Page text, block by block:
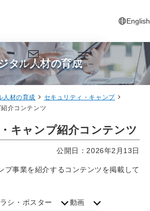
English
新しいタ
お問い合わせ メニュー
タル人材の育成
人材の育成
セキュリティ・キャンプ
介コンテンツ
キャンプ紹介コンテンツ
公開日：2026年2月13日
プ事業を紹介するコンテンツを掲載して
シ・ポスター 動画